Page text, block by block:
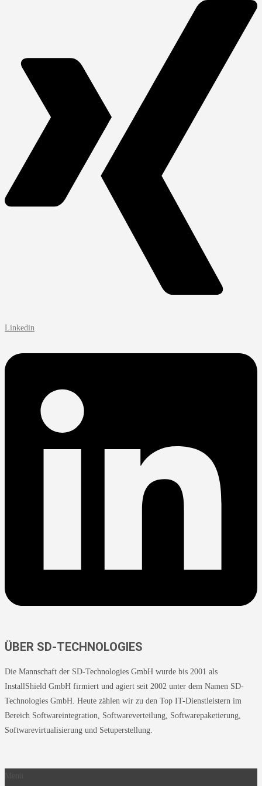
Linkedin
ÜBER SD-TECHNOLOGIES
Die Mannschaft der SD-Technologies GmbH wurde bis 2001 als
InstallShield GmbH firmiert und agiert seit 2002 unter dem Namen SD-
Technologies GmbH. Heute zählen wir zu den Top IT-Dienstleistern im
Bereich Softwareintegration, Softwareverteilung, Softwarepaketierung,
Softwarevirtualisierung und Setuperstellung.